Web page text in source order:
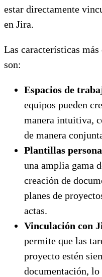
estar directamente
en Jira.
Las características más
son:
Espacios de
equipos pueden
manera intuitiva,
de manera
Plantillas
una amplia gama
creación de
planes de
actas.
Vinculación con
permite que las
proyecto estén
documentación,